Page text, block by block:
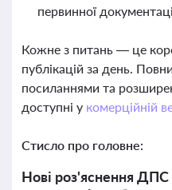
первинної
Кожне з питань — це
публікацій за день.
посиланнями та
доступні у комерційній
Стисло про головне:
Нові роз'яснення